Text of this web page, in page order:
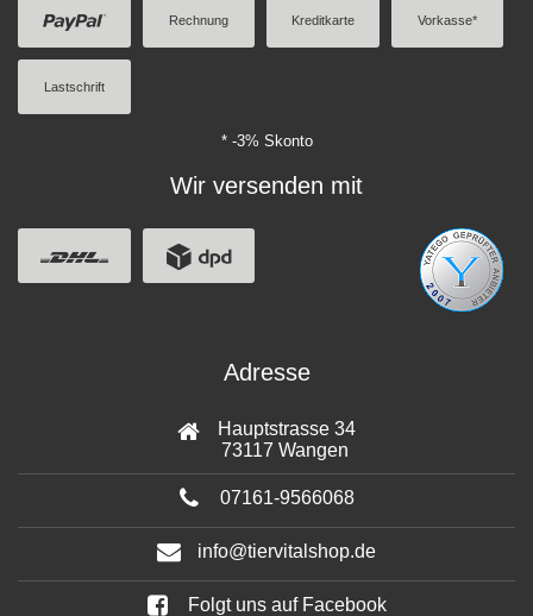
Rechnung Kreditkarte Vorkasse*
Lastschrift
* -3% Skonto
Wir versenden mit
Adresse
Hauptstrasse 34
73117 Wangen
07161-9566068
info@tiervitalshop.de
Folgt uns auf Facebook